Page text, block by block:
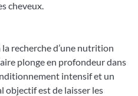
cheveux.
recherche d’une nutrition
plonge en profondeur dans
intensif et un
objectif est de laisser les